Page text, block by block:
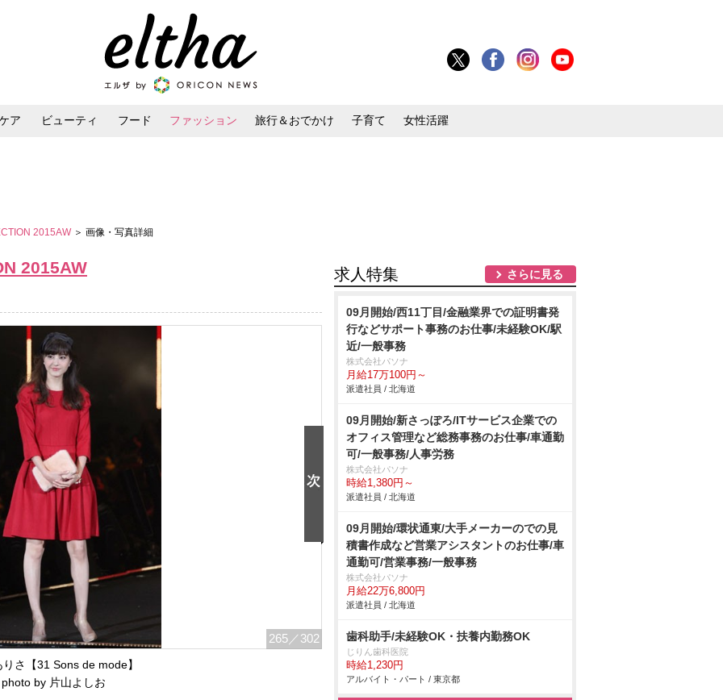
ア ビューティ フード ファッション 旅行＆おでかけ 子育て 女性活躍
2015AW ＞ 画像・写真詳細
2015AW
265 ／302
さ【31 Sons de mode】
photo by 片山よしお
求人特集 さらに見る
09月開始/西11丁目/金融業界での証明書発
行などサポート事務のお仕事/未経験OK/駅
近/一般事務
株式会社パソナ
月給17万100円～
派遣社員 / 北海道
09月開始/新さっぽろ/ITサービス企業での
オフィス管理など総務事務のお仕事/車通勤
可/一般事務/人事労務
株式会社パソナ
時給1,380円～
派遣社員 / 北海道
09月開始/環状通東/大手メーカーのでの見
積書作成など営業アシスタントのお仕事/車
通勤可/営業事務/一般事務
株式会社パソナ
月給22万6,800円
派遣社員 / 北海道
歯科助手/未経験OK・扶養内勤務OK
じりん歯科医院
時給1,230円
アルバイト・パート / 東京都